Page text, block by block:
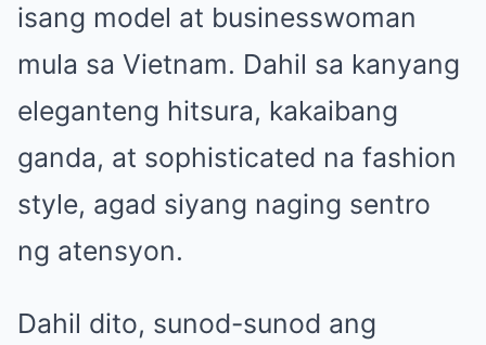
isang model at businesswoman
mula sa Vietnam. Dahil sa kanyang
eleganteng hitsura, kakaibang
ganda, at sophisticated na fashion
style, agad siyang naging sentro
ng atensyon.
Dahil dito, sunod-sunod ang